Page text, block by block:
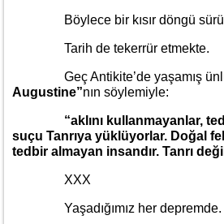
Böylece bir kısır döngü
Tarih de tekerrür etmekte.
Geç Antikite’de yaşamış
Augustine”nın söylemiyle:
“aklını kullanmayanlar,
suçu Tanrıya yüklüyorlar. Doğal
tedbir almayan insandır. Tanrı
XXX
Yaşadığımız her depremde.